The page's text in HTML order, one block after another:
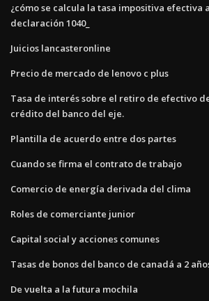
¿cómo se calcula la tasa impositiva efectiva
declaración 1040_
Juicios lancasteronline
Precio de mercado de lenovo c plus
Tasa de interés sobre el retiro de efectivo
crédito del banco del eje.
Plantilla de acuerdo entre dos partes
Cuando se firma el contrato de trabajo
Comercio de energía derivada del clima
Roles de comerciante junior
Capital social y acciones comunes
Tasas de bonos del banco de canadá a 2
De vuelta a la futura mochila